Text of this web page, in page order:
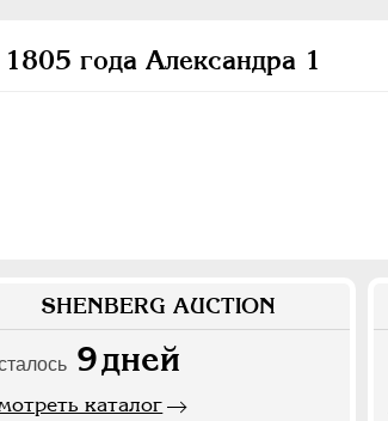
года Александра 1
SHENBERG AUCTION
9дней
каталог